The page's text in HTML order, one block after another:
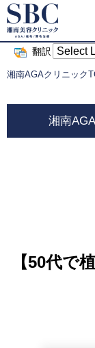
翻訳
湘南AGAクリニック
湘南
【50代で